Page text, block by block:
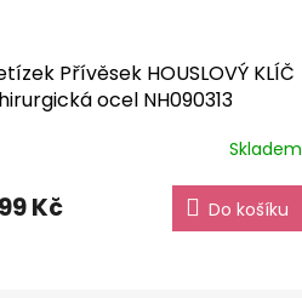
Přívěsek HOUSLOVÝ KLÍČ
ocel NH090313
Skladem
Kč Do košíku